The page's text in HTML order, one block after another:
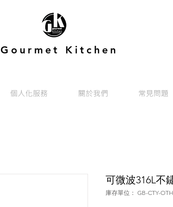
Gourmet Kitchen
個人化服務 關於我們 常見問題
可微波316L不
庫存單位： GB-CTY-